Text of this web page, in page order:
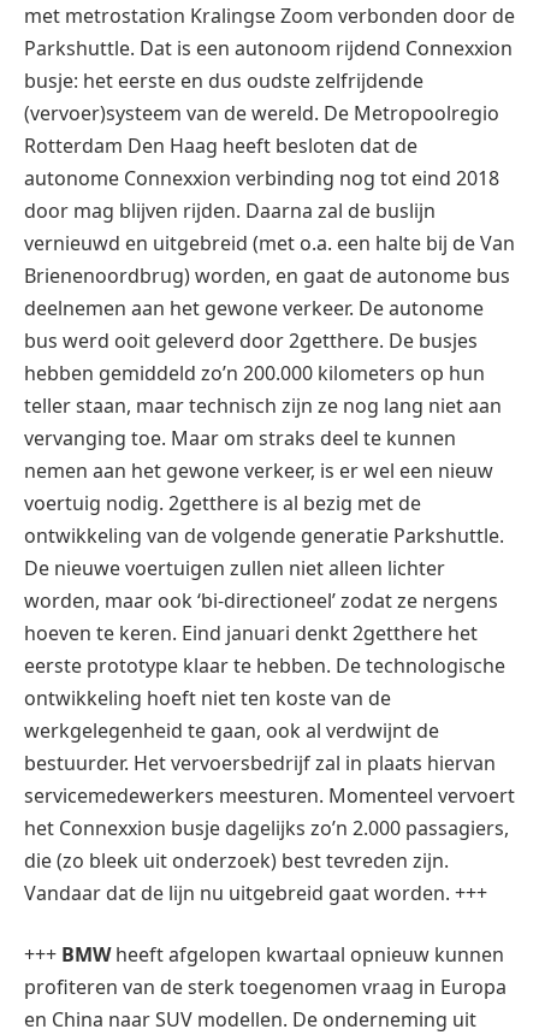
met metrostation Kralingse Zoom verbonden door de
Parkshuttle. Dat is een autonoom rijdend Connexxion
busje: het eerste en dus oudste zelfrijdende
(vervoer)systeem van de wereld. De Metropoolregio
Rotterdam Den Haag heeft besloten dat de
autonome Connexxion verbinding nog tot eind 2018
door mag blijven rijden. Daarna zal de buslijn
vernieuwd en uitgebreid (met o.a. een halte bij de Van
Brienenoordbrug) worden, en gaat de autonome bus
deelnemen aan het gewone verkeer. De autonome
bus werd ooit geleverd door 2getthere. De busjes
hebben gemiddeld zo’n 200.000 kilometers op hun
teller staan, maar technisch zijn ze nog lang niet aan
vervanging toe. Maar om straks deel te kunnen
nemen aan het gewone verkeer, is er wel een nieuw
voertuig nodig. 2getthere is al bezig met de
ontwikkeling van de volgende generatie Parkshuttle.
De nieuwe voertuigen zullen niet alleen lichter
worden, maar ook ‘bi-directioneel’ zodat ze nergens
hoeven te keren. Eind januari denkt 2getthere het
eerste prototype klaar te hebben. De technologische
ontwikkeling hoeft niet ten koste van de
werkgelegenheid te gaan, ook al verdwijnt de
bestuurder. Het vervoersbedrijf zal in plaats hiervan
servicemedewerkers meesturen. Momenteel vervoert
het Connexxion busje dagelijks zo’n 2.000 passagiers,
die (zo bleek uit onderzoek) best tevreden zijn.
Vandaar dat de lijn nu uitgebreid gaat worden. +++
+++ BMWheeft afgelopen kwartaal opnieuw kunnen
profiteren van de sterk toegenomen vraag in Europa
en China naar SUV modellen. De onderneming uit